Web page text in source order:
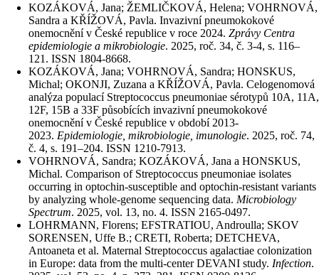
KOZÁKOVÁ, Jana; ŽEMLIČKOVÁ, Helena; VOHRNOVÁ,
Sandra a KŘÍŽOVÁ, Pavla. Invazivní pneumokokové
onemocnění v České republice v roce 2024. Zprávy Centra
epidemiologie a mikrobiologie. 2025, roč. 34, č. 3-4, s. 116–
121. ISSN 1804-8668.
KOZÁKOVÁ, Jana; VOHRNOVÁ, Sandra; HONSKUS,
Michal; OKONJI, Zuzana a KŘÍŽOVÁ, Pavla. Celogenomová
analýza populací Streptococcus pneumoniae sérotypů 10A, 11A,
12F, 15B a 33F působících invazivní pneumokokové
onemocnění v České republice v období 2013-
2023. Epidemiologie, mikrobiologie, imunologie. 2025, roč. 74,
č. 4, s. 191–204. ISSN 1210-7913.
VOHRNOVÁ, Sandra; KOZÁKOVÁ, Jana a HONSKUS,
Michal. Comparison of Streptococcus pneumoniae isolates
occurring in optochin-susceptible and optochin-resistant variants
by analyzing whole-genome sequencing data. Microbiology
Spectrum. 2025, vol. 13, no. 4. ISSN 2165-0497.
LOHRMANN, Florens; EFSTRATIOU, Androulla; SKOV
SORENSEN, Uffe B.; CRETI, Roberta; DETCHEVA,
Antoaneta et al. Maternal Streptococcus agalactiae colonization
in Europe: data from the multi-center DEVANI study. Infection.